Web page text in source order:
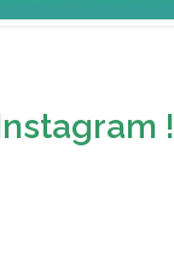
!